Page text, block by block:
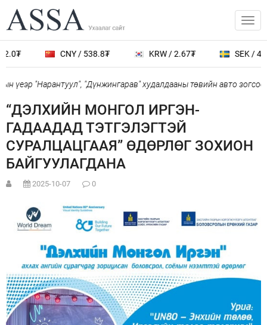
CNY / 538.8₮ KRW / 2.67₮ SEK /
үеэр "Нарантуул", "Дүнжингарав" худалдааны төвийн авто
“ДЭЛХИЙН МОНГОЛ ИРГЭН-
ГАДААДАД ТЭТГЭЛЭГТЭЙ
СУРАЛЦАЦГААЯ” ӨДӨРЛӨГ ЗОХИОН
БАЙГУУЛАГДАНА
2025-10-07 0